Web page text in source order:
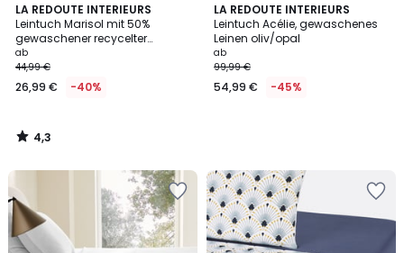
LA REDOUTE INTERIEURS
Leintuch Marisol mit 50%
gewaschener recycelter
Baumwolle
ab
44,99 €
26,99 € -40%
4,3
/ 5
4,3
/
LA REDOUTE INTERIEURS
Leintuch Acélie, gewaschenes
Leinen oliv/opal
ab
99,99 €
54,99 € -45%